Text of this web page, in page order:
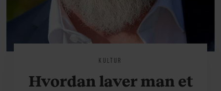
KULTUR
Hvordan laver man et